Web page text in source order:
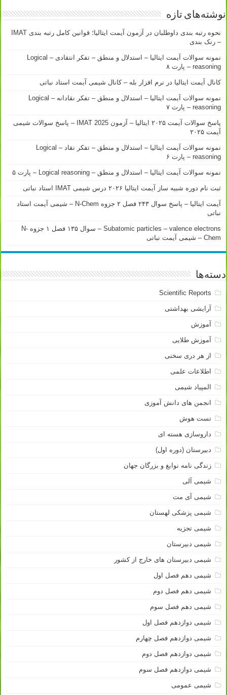
نوشته‌های تازه
نحوه رتبه بندی داوطلبان در آزمون آیمت ایتالیا؛ قوانین کامل رتبه بندی IMAT
– رنک بندی
نمونه سوالات آیمت ایتالیا – استدلال و منطق – تفکر انتقادی – Logical
reasoning – پارت ۸
کانال آیمت ایتالیا در نرم افزار بله – کانال شیمی آیمت استاد نباتی
نمونه سوالات آیمت ایتالیا – استدلال و منطق – تفکر نقادانه – Logical
reasoning – پارت ۷
پاسخ سوالات آیمت ۲۰۲۵ ایتالیا – آزمون IMAT 2025 – پاسخ سوالات شیمی
آیمت ۲۰۲۵
نمونه سوالات آیمت ایتالیا – استدلال و منطق – تفکر نقاد – Logical
reasoning – پارت ۶
نمونه سوالات آیمت ایتالیا – استدلال و منطق – Logical reasoning – پارت ۵
ثبت نام دوره شبیه ساز آیمت ایتالیا ۲۰۲۶ درس شیمی IMAT استاد نباتی
آیمت ایتالیا – پاسخ سوال ۲۴۳ فصل ۲ جزوه N-Chem – شیمی آیمت استاد
نباتی
Subatomic particles – valence electrons – سوال ۱۳۵ فصل ۱ جزوه N-
Chem – شیمی آیمت نباتی
دسته‌ها
Scientific Reports
آرایشی بهداشتی
آموزش
آموزش طلایی
از هر دری سخنی
اطلاعات علمی
المپیاد شیمی
انجمن های دانش آموزی
تست هوش
داروسازی هسته ای
دبیرستان (دوره اول)
زندگی نامه نوابغ و بزرگان جهان
شیمی آلی
شیمی آی مت
شیمی پزشکی لهستان
شیمی تجزیه
شیمی دبیرستان
شیمی دبیرستان های خارج از کشور
شیمی دهم فصل اول
شیمی دهم فصل دوم
شیمی دهم فصل سوم
شیمی دوازدهم فصل اول
شیمی دوازدهم فصل چهارم
شیمی دوازدهم فصل دوم
شیمی دوازدهم فصل سوم
شیمی عمومی